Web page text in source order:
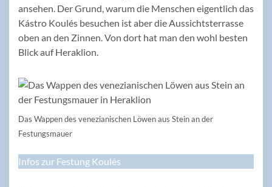
ansehen. Der Grund, warum die Menschen eigentlich das
Kástro Koulés besuchen ist aber die Aussichtsterrasse
oben an den Zinnen. Von dort hat man den wohl besten
Blick auf Heraklion.
Das Wappen des venezianischen Löwen aus Stein an der
Festungsmauer
Infos zur Festung Koulés